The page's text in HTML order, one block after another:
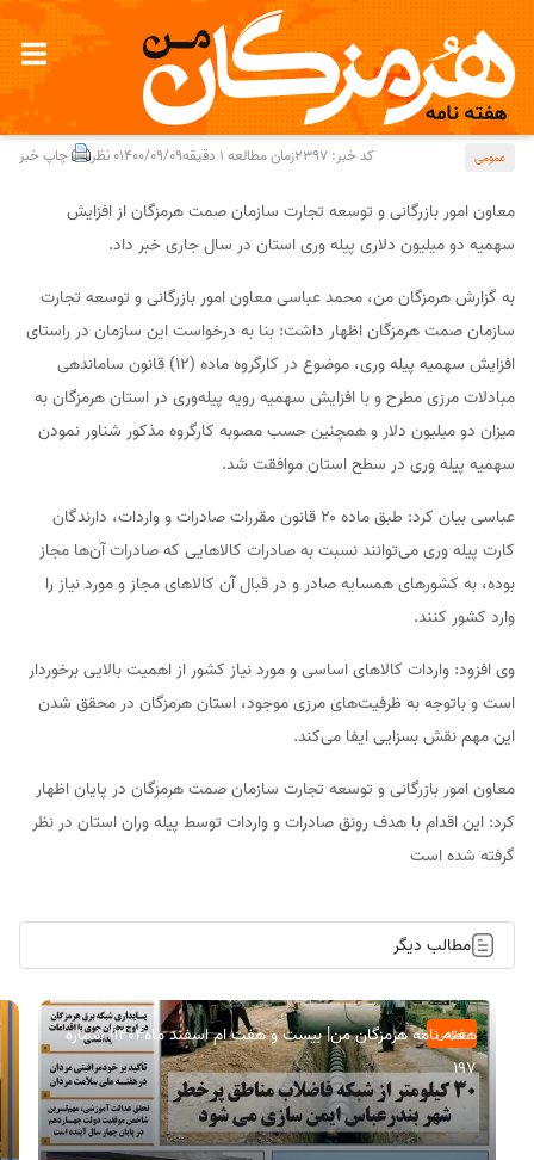
تخصیص 2 میلیون دلار سهمیه پیله وری به هرمزگان
عمومی کد خبر: 2397 زمان مطالعه 1 دقیقه 1400/09/090 نظر چاپ خبر
معاون امور بازرگانی و توسعه تجارت سازمان صمت هرمزگان از افزایش
سهمیه دو میلیون دلاری پیله وری استان در سال جاری خبر داد.
به گزارش هرمزگان من، محمد عباسی معاون امور بازرگانی و توسعه تجارت
سازمان صمت هرمزگان اظهار داشت: بنا به درخواست این سازمان در راستای
افزایش سهمیه پیله وری، موضوع در کارگروه ماده (۱۲) قانون ساماندهی
مبادلات مرزی مطرح و با افزایش سهمیه رویه پیله‌وری در استان هرمزگان به
میزان دو میلیون دلار و همچنین حسب مصوبه کارگروه مذکور شناور نمودن
سهمیه پیله وری در سطح استان موافقت شد.
عباسی بیان کرد: طبق ماده ۲۰ قانون مقررات صادرات و واردات، دارندگان
کارت پیله وری می‌توانند نسبت به صادرات کالاهایی که صادرات آن‌ها مجاز
بوده، به کشورهای همسایه صادر و در قبال آن کالاهای مجاز و مورد نیاز را
وارد کشور کنند.
وی افزود: واردات کالاهای اساسی و مورد نیاز کشور از اهمیت بالایی برخوردار
است و باتوجه به ظرفیت‌های مرزی موجود، استان هرمزگان در محقق شدن
این مهم نقش بسزایی ایفا می‌کند.
معاون امور بازرگانی و توسعه تجارت سازمان صمت هرمزگان در پایان اظهار
کرد: این اقدام با هدف رونق صادرات و واردات توسط پیله وران استان در نظر
گرفته شده است
مطالب دیگر
عمومی
هفته نامه هرمزگان من| بیست و هفت ام اسفند ماه۱۴۰۴| شماره
197